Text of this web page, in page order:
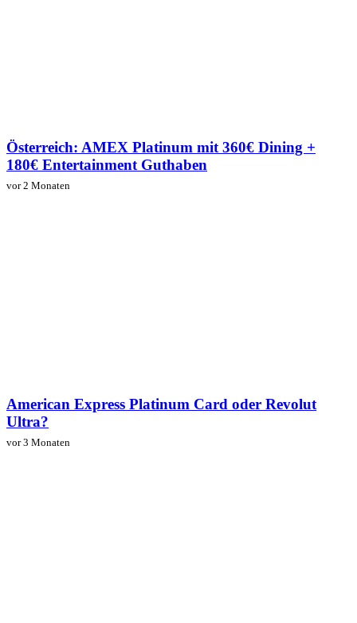
Österreich: AMEX Platinum mit 360€ Dining +
180€ Entertainment Guthaben
vor 2 Monaten
American Express Platinum Card oder Revolut
Ultra?
vor 3 Monaten